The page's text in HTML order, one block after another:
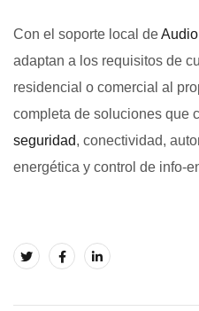
Con el soporte local de
adaptan a los requisitos de
residencial o comercial al
completa de soluciones que
seguridad, conectividad,
energética y control de info-